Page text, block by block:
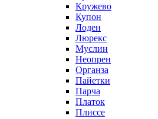
Кружево
Купон
Лоден
Люрекс
Муслин
Неопрен
Органза
Пайетки
Парча
Платок
Плиссе